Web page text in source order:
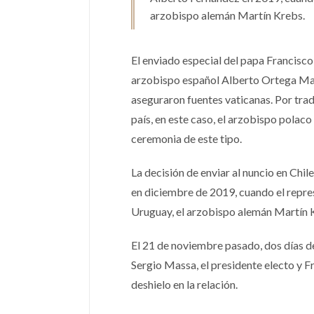
arzobispo alemán Martín Krebs.
El enviado especial del papa
arzobispo español Alberto Ortega
aseguraron fuentes vaticanas. Por
país, en este caso, el arzobispo
ceremonia de este tipo.
La decisión de enviar al nuncio en
en diciembre de 2019, cuando el
Uruguay, el arzobispo alemán Martín
El 21 de noviembre pasado, dos días
Sergio Massa, el presidente electo y
deshielo en la relación.